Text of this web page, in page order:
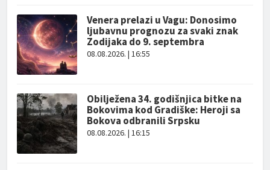
Venera prelazi u Vagu: Donosimo
ljubavnu prognozu za svaki znak
Zodijaka do 9. septembra
08.08.2026. | 16:55
Obilježena 34. godišnjica bitke na
Bokovima kod Gradiške: Heroji sa
Bokova odbranili Srpsku
08.08.2026. | 16:15